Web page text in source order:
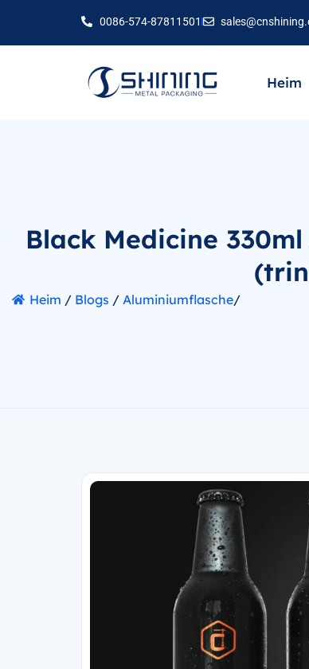
0086-574-87811501
Heim
Black Medicine
Heim / Blogs / Aluminiumflasche/